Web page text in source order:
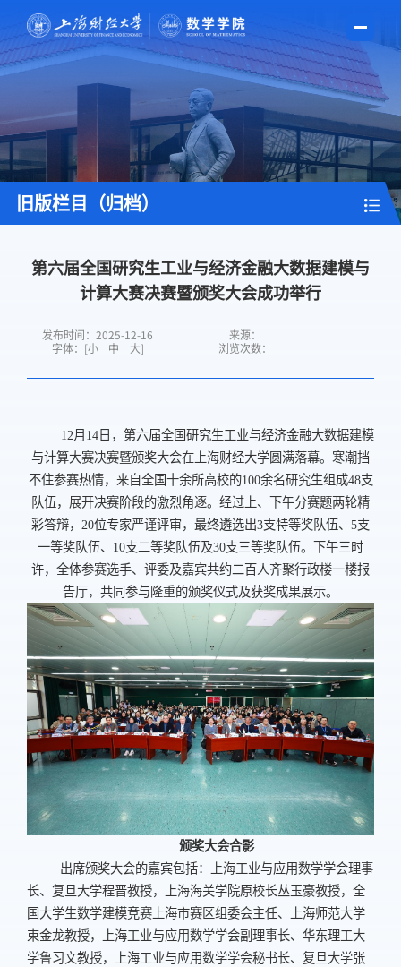
旧版栏目（归档）
第六届全国研究生工业与经济金融大数据建模与
计算大赛决赛暨颁奖大会成功举行
发布时间：2025-12-16
来源：
字体：[小 中 大] 浏览次数：
12月 14日，第六届全国研究生工业与经济金融大数据建模
与计算大赛决赛暨颁奖大会在上海财经大学圆满落幕。寒潮挡
不住参赛热情，来自全国十余所高校的100余名研究生组成48支
队伍，展开决赛阶段的激烈角逐。经过上、下午分赛题两轮精
彩答辩， 20位专家严谨评审，最终遴选出3支特等奖队伍、 5支
一等奖队伍、 10支二等奖队伍及30支三等奖队伍。下午三时
许，全体参赛选手、评委及嘉宾共约二百人齐聚行政楼一楼报
告厅，共同参与隆重的颁奖仪式及获奖成果展示。
颁奖大会合影
出席颁奖大会的嘉宾包括：上海工业与应用数学学会理事
长、复旦大学程晋教授，上海海关学院原校长丛玉豪教授，全
国大学生数学建模竞赛上海市赛区组委会主任、上海师范大学
束金龙教授，上海工业与应用数学学会副理事长、华东理工大
学鲁习文教授，上海工业与应用数学学会秘书长、复旦大学张